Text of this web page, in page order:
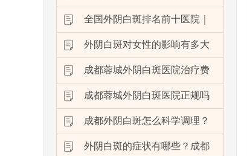
全国外阴白斑排名前十医院｜
外阴白斑对女性的影响有多大
成都蓉城外阴白斑医院治疗费
成都蓉城外阴白斑医院正规吗
成都外阴白斑怎么科学调理？
外阴白斑的症状有哪些？成都